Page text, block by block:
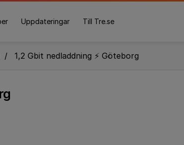
Uppdateringar Till Tre.se
1,2 Gbit nedladdning ⚡️ Göteborg